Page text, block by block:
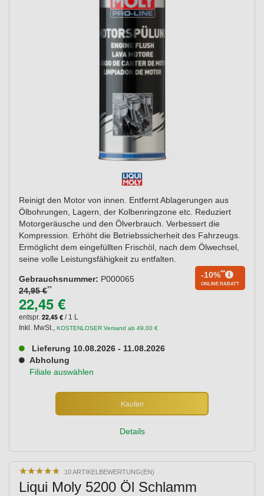
Reinigt den Motor von innen. Entfernt Ablagerungen aus
Ölbohrungen, Lagern, der Kolbenringzone etc. Reduziert
Motorgeräusche und den Ölverbrauch. Verbessert die
Kompression. Erhöht die Betriebssicherheit des Fahrzeugs.
Ermöglicht dem eingefüllten Frischöl, nach dem Ölwechsel,
seine volle Leistungsfähigkeit zu entfalten.
Gebrauchsnummer: P000065
24,95 €**
-10%**
ONLINE RABATT
22,45 €
entspr. 22,45 € / 1 L
Inkl. MwSt., KOSTENLOSER Versand ab 49,00 €
Lieferung 10.08.2026 - 11.08.2026
Abholung
Filiale auswählen
Kaufen
Details
★★★★★
★★★★★ 10 ARTIKELBEWERTUNG(EN)
Liqui Moly 5200 Öl Schlamm